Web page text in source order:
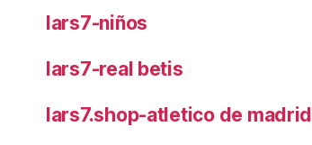
lars7-niños
lars7-real betis
lars7.shop-atletico de madrid